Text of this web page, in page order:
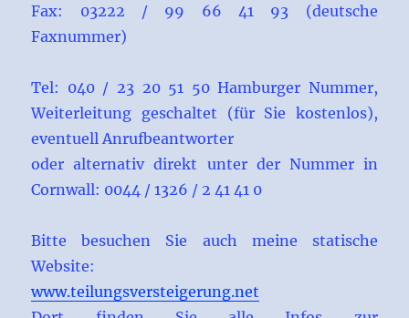
Fax: 03222 / 99 66 41 93 (deutsche
Faxnummer)
Tel: 040 / 23 20 51 50 Hamburger Nummer,
Weiterleitung geschaltet (für Sie kostenlos),
eventuell Anrufbeantworter
oder alternativ direkt unter der Nummer in
Cornwall: 0044 / 1326 / 2 41 41 0
Bitte besuchen Sie auch meine statische
Website:
www.teilungsversteigerung.net